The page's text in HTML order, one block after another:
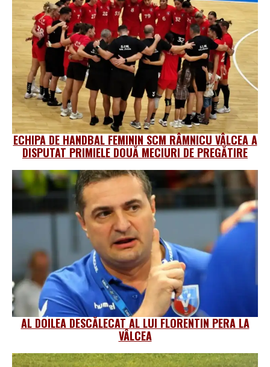
ECHIPA DE HANDBAL FEMININ SCM RÂMNICU VÂLCEA A
DISPUTAT PRIMIELE DOUĂ MECIURI DE PREGĂTIRE
AL DOILEA DESCĂLECAT AL LUI FLORENTIN PERA LA
VÂLCEA